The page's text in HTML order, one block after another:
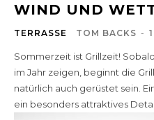
WIND UND
TERRASSE TOM BACKS -
Sommerzeit ist Grillzeit!
im Jahr zeigen, beginnt die
natürlich auch gerüstet sein.
ein besonders attraktives